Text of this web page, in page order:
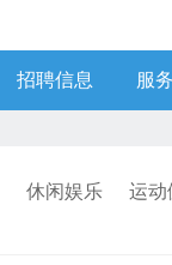
招聘信息 服
休闲娱乐
运动